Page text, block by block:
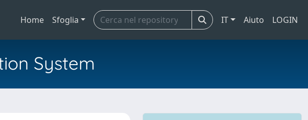
Home Sfoglia IT Aiuto LOGIN
System